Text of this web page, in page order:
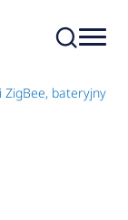
bateryjny